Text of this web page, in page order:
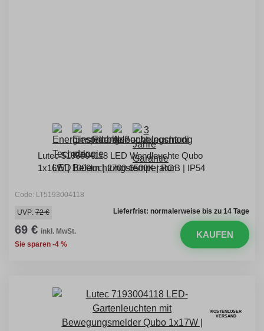
Lutec 5193004118 LED Wandleuchte Qubo
1x16W | 1000lm | 2700-6500K | RGB | IP54
Code: LT5193004118
Lieferfrist: normalerweise bis zu 14 Tage
UVP: 72 €
69 € inkl. MwSt.
Sie sparen -4 %
KAUFEN
KOSTENLOSER
VERSAND